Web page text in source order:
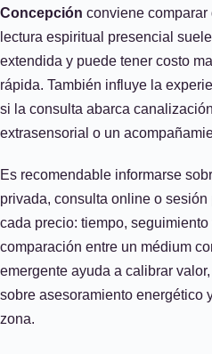
Concepción conviene comparar
lectura espiritual presencial
extendida y puede tener costo
rápida. También influye la
si la consulta abarca
extrasensorial o un
Es recomendable informarse
privada, consulta online o
cada precio: tiempo,
comparación entre un médium
emergente ayuda a calibrar
sobre asesoramiento energético
zona.